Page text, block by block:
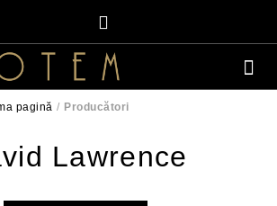
pagină Producători
Lawrence